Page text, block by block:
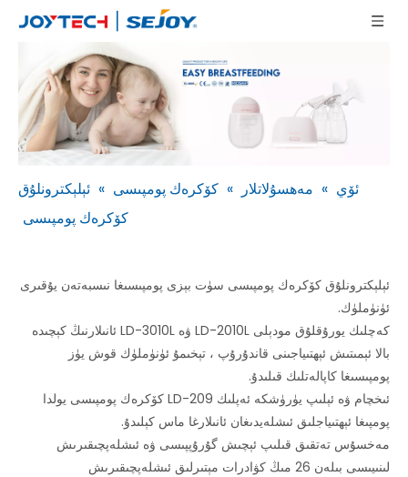
ئۆي » مەھسۇلاتلار » كۆكرەك پومپىسى » ئېلېكترونلۇق
كۆكرەك پومپىسى
ئېلېكترونلۇق كۆكرەك پومپىسى سۈت بېزى پومپىسىغا نىسبەتەن يۇقىرى
ئۈنۈملۈك.
كەچلىك يورۇقلۇق مودېلى LD-2010L ۋە LD-3010L ئانىلارنىڭ كېچىدە
بالا ئېمىتىش ئېھتىياجىنى قاندۇرۇپ ، تېخىمۇ ئۈنۈملۈك قوش يۈز
پومپىسىغا كاپالەتلىك قىلىدۇ.
ئىخچام ۋە ئېلىپ يۈرۈشكە ئەپلىك LD-209 كۆكرەك پومپىسى يولدا
پومپىغا ئېھتىياجلىق ئىشلەيدىغان ئانىلارغا ماس كېلىدۇ.
مەخسۇس تەتقىق قىلىپ ئېچىش گۇرۇپپىسى ۋە ئىشلەپچىقىرىش
لىنىيىسى بىلەن 26 مىڭ كۋادرات مېتىرلىق ئىشلەپچىقىرىش